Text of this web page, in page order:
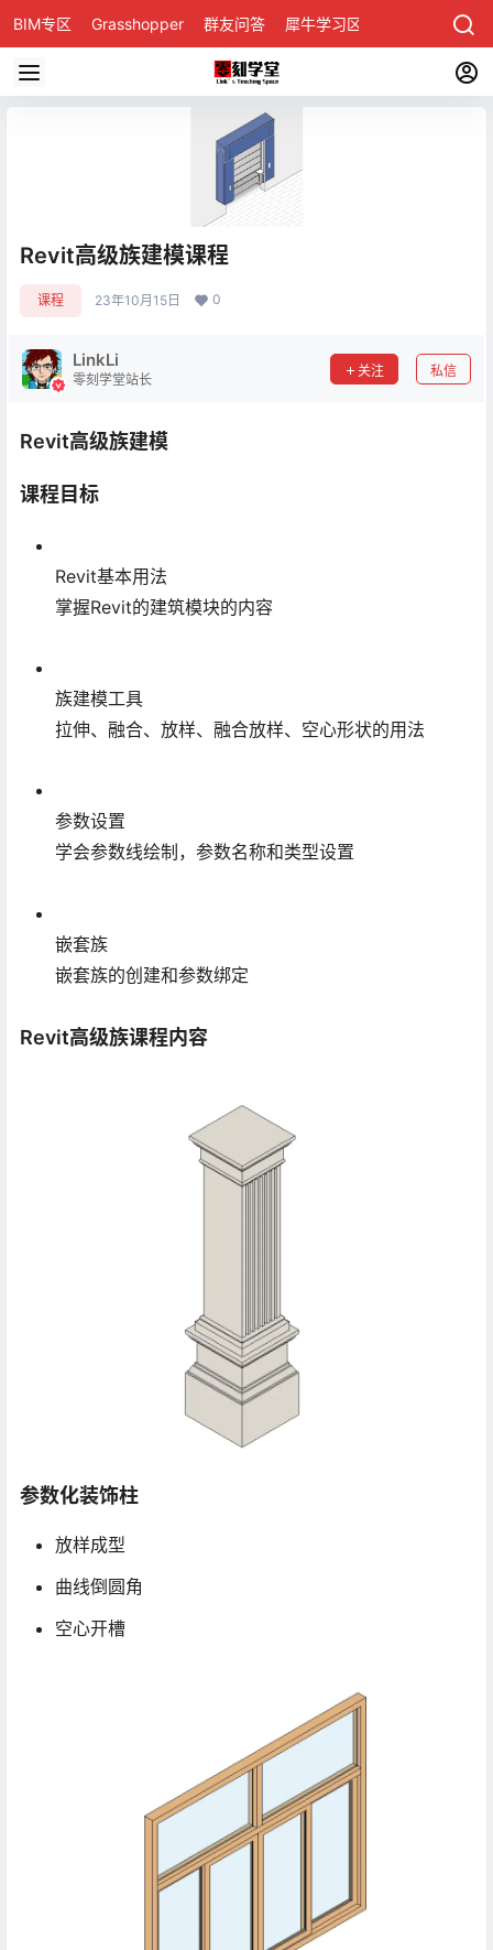
BIM专区 Grasshopper 群友问答 犀牛学习区
Revit高级族建模课程
课程 23年10月15日 0
LinkLi
零刻学堂站长
关注 私信
Revit高级族建模
课程目标
Revit基本用法
掌握Revit的建筑模块的内容
族建模工具
拉伸、融合、放样、融合放样、空心形状的用法
参数设置
学会参数线绘制，参数名称和类型设置
嵌套族
嵌套族的创建和参数绑定
Revit高级族课程内容
参数化装饰柱
放样成型
曲线倒圆角
空心开槽